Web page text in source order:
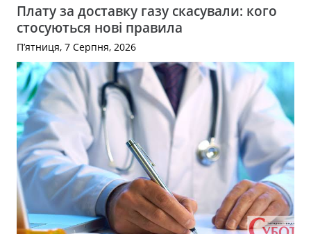
Плату за доставку газу скасували: кого
стосуються нові правила
П’ятниця, 7 Серпня, 2026